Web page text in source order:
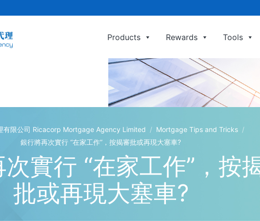
Products Rewards Tools
有限公司 Ricacorp Mortgage Agency Limited利嘉閣按揭代理有限公司 Ricacorp
/ Mortgage Tips and Tricks /
銀行將再次實行 “在家工作”，按揭審批或再現大塞車?
實行 “在家工作”，按
批或再現大塞車?